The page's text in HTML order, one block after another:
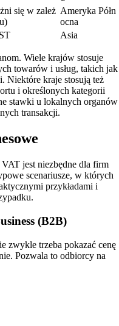
się w zależ Ameryka Półn
ocna
Asia
Wiele krajów stosuje
towarów i usług, takich jak
Niektóre kraje stosują też
i określonych kategorii
stawki u lokalnych organów
transakcji.
jest niezbędne dla firm
scenariusze, w których
przykładami i
(B2B)
zwykle trzeba pokazać cenę
Pozwala to odbiorcy na